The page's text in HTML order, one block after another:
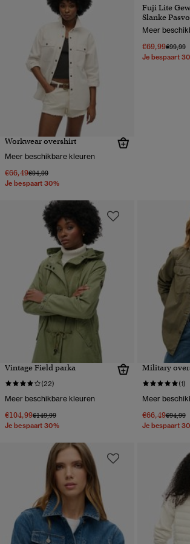
Workwear overshirt
Meer beschikbare kleuren
€66,49Prijs verlaagd van
€94,99naar
Je bespaart 30%
Fuji Lite
Slanke
Meer
€69,99Prijs
€99,99
Je bespaart
Vintage Field parka
(22)
Meer beschikbare kleuren
€104,99Prijs verlaagd van
€149,99naar
Je bespaart 30%
Military
(1)
Meer
€66,49Prijs
€94,99
Je bespaart